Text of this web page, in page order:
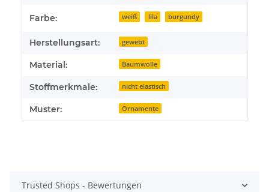
Farbe: weiß lila burgundy
Herstellungsart: gewebt
Material: Baumwolle
Stoffmerkmale: nicht elastisch
Muster: Ornamente
Trusted Shops - Bewertungen